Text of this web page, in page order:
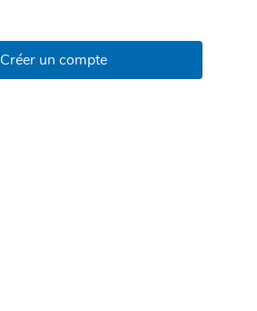
Créer un compte